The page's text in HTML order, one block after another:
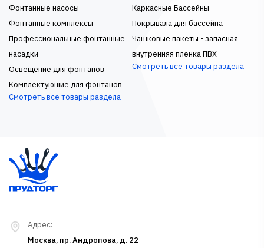
Фонтанные насосы
Фонтанные комплексы
Профессиональные фонтанные
насадки
Освещение для фонтанов
Комплектующие для фонтанов
Смотреть все товары раздела
Каркасные Бассейны
Покрывала для бассейна
Чашковые пакеты - запасная
внутренняя пленка ПВХ
Смотреть все товары раздела
Адрес:
Москва, пр. Андропова, д. 22